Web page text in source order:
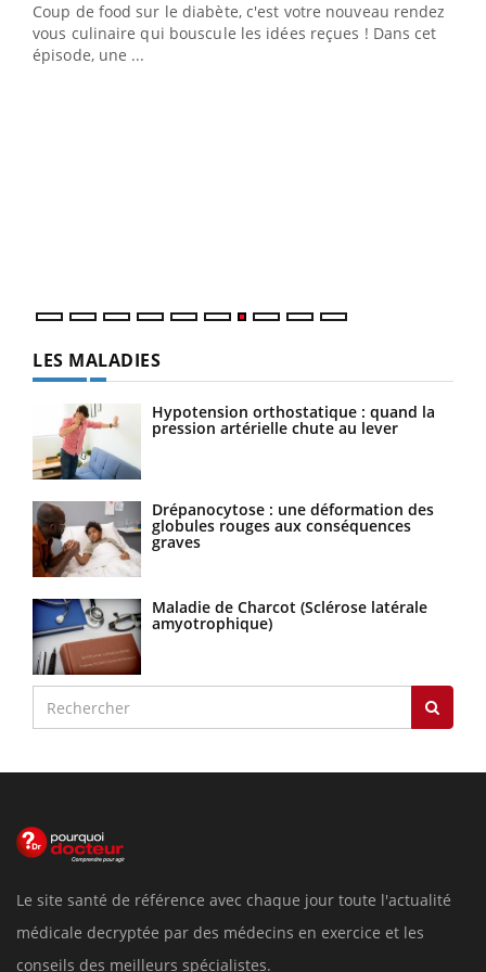
Coup de food sur le diabète, c'est votre nouveau rendez-
vous culinaire qui bouscule les idées reçues ! Dans cet
épisode, une ...
LES MALADIES
Hypotension orthostatique : quand la
pression artérielle chute au lever
Drépanocytose : une déformation des
globules rouges aux conséquences
graves
Maladie de Charcot (Sclérose latérale
amyotrophique)
Le site santé de référence avec chaque jour toute l'actualité
médicale decryptée par des médecins en exercice et les
conseils des meilleurs spécialistes.